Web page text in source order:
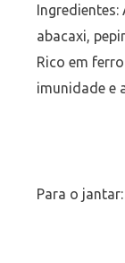
abacaxi,
Rico em
imunidade e
Para o jantar: